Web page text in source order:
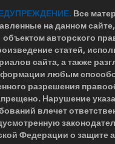
Все
на данном
объектом авторского
статей,
сайта, а также
любым
разрешения
Нарушение
влечет
Федерации о защите